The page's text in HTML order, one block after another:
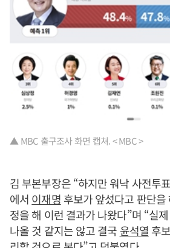
▲ MBC 출구조사 화면 캡쳐. < MBC >
김 부본부장은 “하지만 워낙 사전투
에서 이재명 후보가 앞섰다고 판단
정을 해 이런 결과가 나왔다”며 “실
나올 것 같지는 않고 결국 윤석열 후